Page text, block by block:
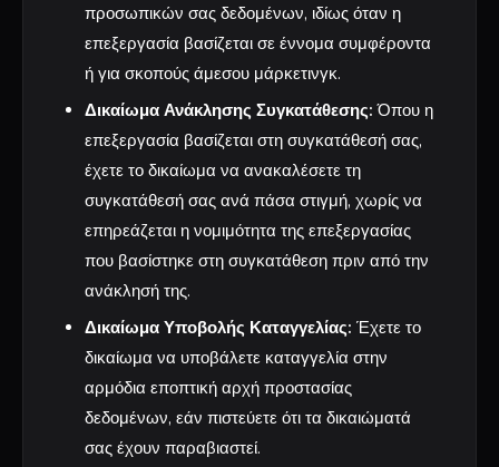
προσωπικών σας δεδομένων, ιδίως όταν η
επεξεργασία βασίζεται σε έννομα συμφέροντα
ή για σκοπούς άμεσου μάρκετινγκ.
Δικαίωμα Ανάκλησης Συγκατάθεσης: Όπου η
επεξεργασία βασίζεται στη συγκατάθεσή σας,
έχετε το δικαίωμα να ανακαλέσετε τη
συγκατάθεσή σας ανά πάσα στιγμή, χωρίς να
επηρεάζεται η νομιμότητα της επεξεργασίας
που βασίστηκε στη συγκατάθεση πριν από την
ανάκλησή της.
Δικαίωμα Υποβολής Καταγγελίας: Έχετε το
δικαίωμα να υποβάλετε καταγγελία στην
αρμόδια εποπτική αρχή προστασίας
δεδομένων, εάν πιστεύετε ότι τα δικαιώματά
σας έχουν παραβιαστεί.